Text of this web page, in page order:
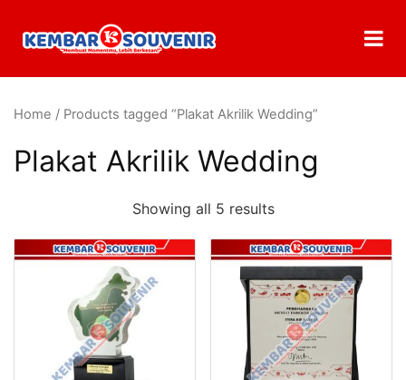
Home / Products tagged “Plakat Akrilik Wedding”
Plakat Akrilik Wedding
Showing all 5 results